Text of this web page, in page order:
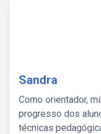
Sandra
Como orientador,
progresso dos
técnicas